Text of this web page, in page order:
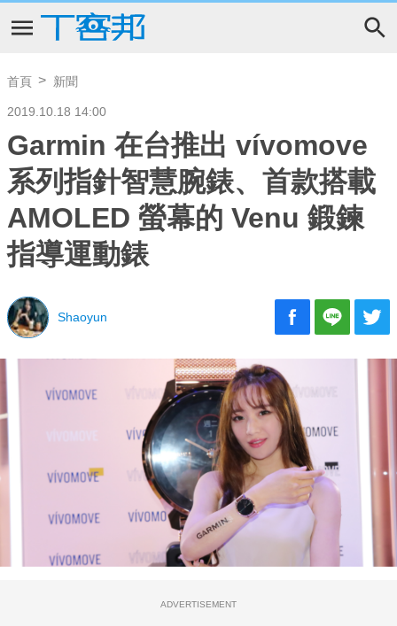
首頁 新聞
2019.10.18 14:00
Garmin 在台推出 vívomove
系列指針智慧腕錶、首款搭載
AMOLED 螢幕的 Venu 鍛鍊
指導運動錶
Shaoyun
ADVERTISEMENT